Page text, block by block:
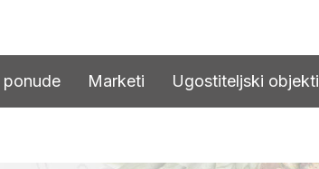
Marketi Ugostiteljski objekti